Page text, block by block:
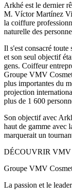
Arkhé est le dernier
M. Víctor Martínez
la coiffure
naturelle des
Il s'est consacré
et son seul objectif
gens. Coiffeur
Groupe VMV
plus importantes du
projection
plus de 1 600
Son objectif avec
haut de gamme avec
marquerait un
DÉCOUVRIR VMV
Groupe VMV
La passion et le